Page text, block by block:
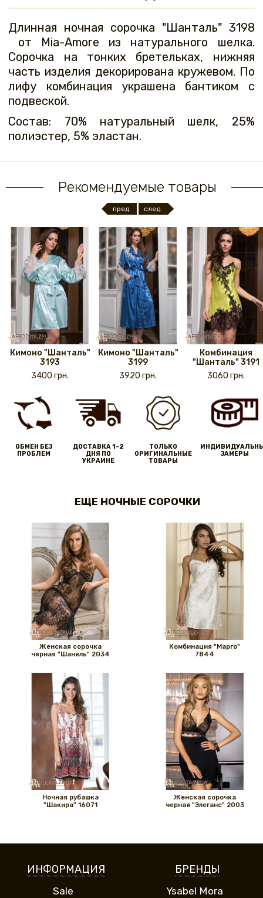
Длинная ночная сорочка "Шанталь" 3198
от Mia-Amore из натурального шелка.
Сорочка на тонких бретельках, нижняя
часть изделия декорирована кружевом. По
лифу комбинация украшена бантиком с
подвеской.
Состав: 70% натуральный шелк, 25%
полиэстер, 5% эластан.
Рекомендуемые товары
пред. след.
Кимоно "Шанталь"
3193
3400 грн.
Кимоно "Шанталь"
3199
3920 грн.
Комбинация
"Шанталь" 3191
3060 грн.
ОБМЕН БЕЗ
ПРОБЛЕМ
ДОСТАВКА 1-2
ДНЯ ПО
УКРАИНЕ
ТОЛЬКО
ОРИГИНАЛЬНЫЕ
ТОВАРЫ
ЗАМЕРЫ
ЕЩЕ НОЧНЫЕ СОРОЧКИ
Женская сорочка
черная "Шанель" 2034
Комбинация "Марго"
7844
Ночная рубашка
"Шакира" 16071
Женская сорочка
черная "Элеганс" 2003
ИНФОРМАЦИЯ
Sale
БРЕНДЫ
Ysabel Mora